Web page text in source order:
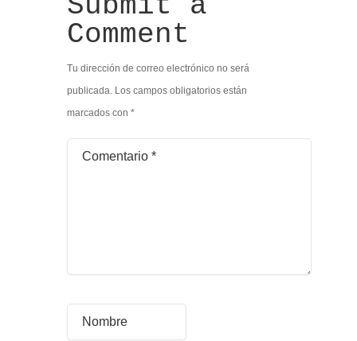
Comment
Tu dirección de correo electrónico no será
publicada. Los campos obligatorios están
marcados con *